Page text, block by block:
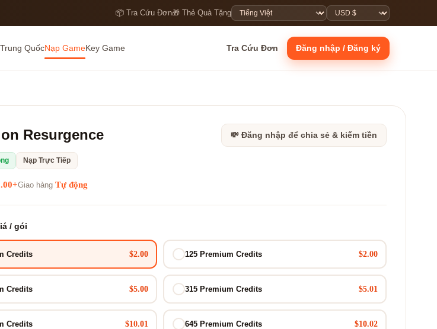
📦 Tra Cứu Đơn🎁 Thẻ Quà Tặng
QuốcNạp GameKey Game Tra Cứu Đơn Đăng nhập / Đăng ký
💸 Đăng nhập để chia sẻ & kiếm tiền
Resurgence
Nạp Trực Tiếp
Giao hàng Tự động
/ gói
Credits $2.00 125 Premium Credits $2.00
Credits $5.00 315 Premium Credits $5.01
Credits $10.01 645 Premium Credits $10.02